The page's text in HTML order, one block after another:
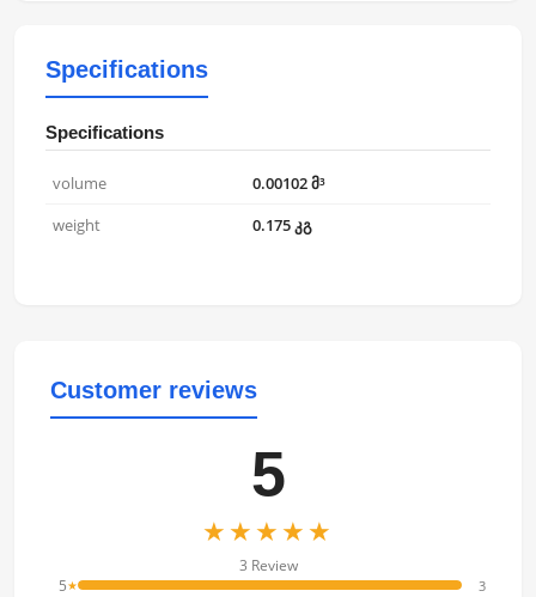
Specifications
Specifications
volume
0.00102 მ³
weight
0.175 კგ
Customer reviews
5
★★★★★
3 Review
5★ 3